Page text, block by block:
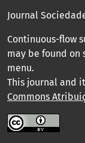
Journal
Continuous-flow
may be found on
menu.
This journal and
Commons